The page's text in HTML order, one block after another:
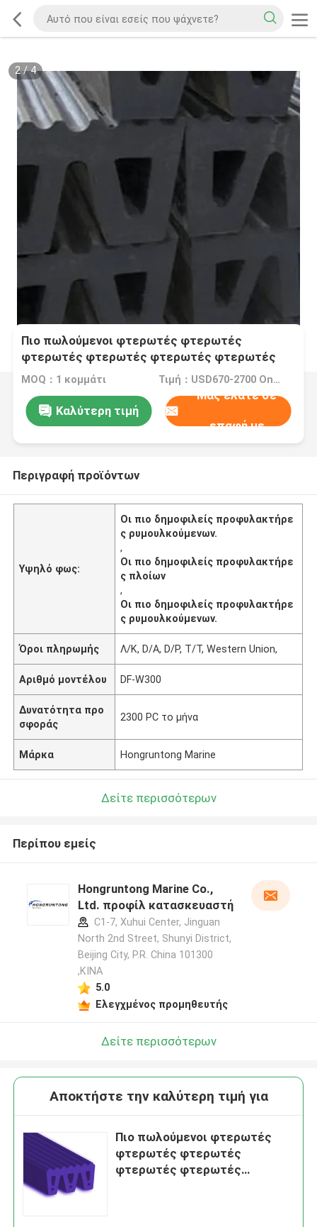
2/4
Πιο πωλούμενοι φτερωτές φτερωτές
φτερωτές φτερωτές φτερωτές φτερωτές
φτερωτές φτερωτές φτερωτές φτερωτές
φτερωτές φτερωτές φτερουτές φτερωτές
φτερουτές
MOQ：1 κομμάτι Τιμή：USD670-2700 One Piece
Καλύτερη τιμή
Μας ελάτε σε
επαφή με
Περιγραφή προϊόντων
Υψηλό φως:
Οι πιο δημοφιλείς προφυλακτήρε
ς ρυμουλκούμενων.
,
Οι πιο δημοφιλείς προφυλακτήρε
ς πλοίων
,
Οι πιο δημοφιλείς προφυλακτήρε
ς ρυμουλκούμενων.
Όροι πληρωμής Λ/Κ, D/A, D/P, T/T, Western Union,
Αριθμό μοντέλου DF-W300
Δυνατότητα προ
σφοράς
2300 PC το μήνα
Μάρκα Hongruntong Marine
Δείτε περισσότερων
Περίπου εμείς
Hongruntong Marine Co.,
Ltd. προφίλ κατασκευαστή
C1-7, Xuhui Center, Jinguan
North 2nd Street, Shunyi District,
Beijing City, P.R. China 101300
,ΚΙΝΑ
5.0
Ελεγχμένος προμηθευτής
Δείτε περισσότερων
Αποκτήστε την καλύτερη τιμή για
Πιο πωλούμενοι φτερωτές
φτερωτές φτερωτές
φτερωτές φτερωτές